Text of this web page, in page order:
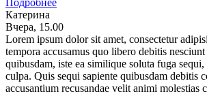
Катерина
Вчера, 15.00
Lorem ipsum dolor sit amet, consectetur
tempora accusamus quo libero debitis
quibusdam, iste ea similique soluta fuga
culpa. Quis sequi sapiente quibusdam debitis
accusantium recusandae velit animi molestias